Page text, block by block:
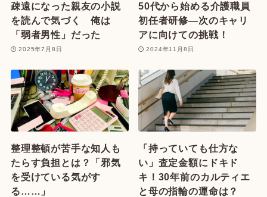
疎遠になった親友の小説
を読んで気づく 俺は
「弱者男性」だった
2025年7月8日
50代から始める介護職員
初任者研修—次のキャリ
アに向けての挑戦！
2024年11月8日
整理整頓が苦手な知人も
たらす負担とは？「邪気
を受けている気がす
る……」
「持っていても仕方な
い」査定金額にドキド
キ！30年前のカルティエ
と母の指輪の運命は？